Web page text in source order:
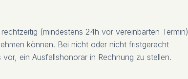
(mindestens 24h vor vereinbarten Termin)
können. Bei nicht oder nicht fristgerecht
ein Ausfallshonorar in Rechnung zu stellen.